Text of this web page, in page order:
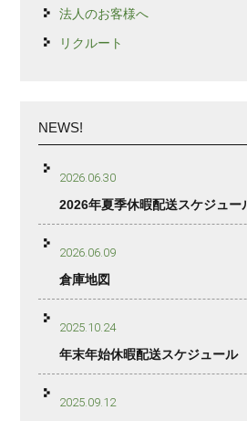
法人のお客様へ
リクルート
NEWS!
2026.06.30
2026年夏季休暇配送スケジュー
2026.06.09
倉庫地図
2025.10.24
年末年始休暇配送スケジュール
2025.09.12